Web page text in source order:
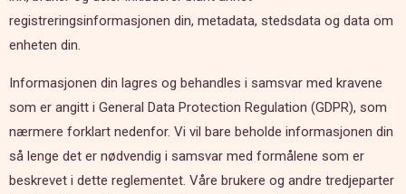
registreringsinformasjonen din, metadata, stedsdata og data om
enheten din.
Informasjonen din lagres og behandles i samsvar med kravene
som er angitt i General Data Protection Regulation (GDPR), som
nærmere forklart nedenfor. Vi vil bare beholde informasjonen din
så lenge det er nødvendig i samsvar med formålene som er
beskrevet i dette reglementet. Våre brukere og andre tredjeparter